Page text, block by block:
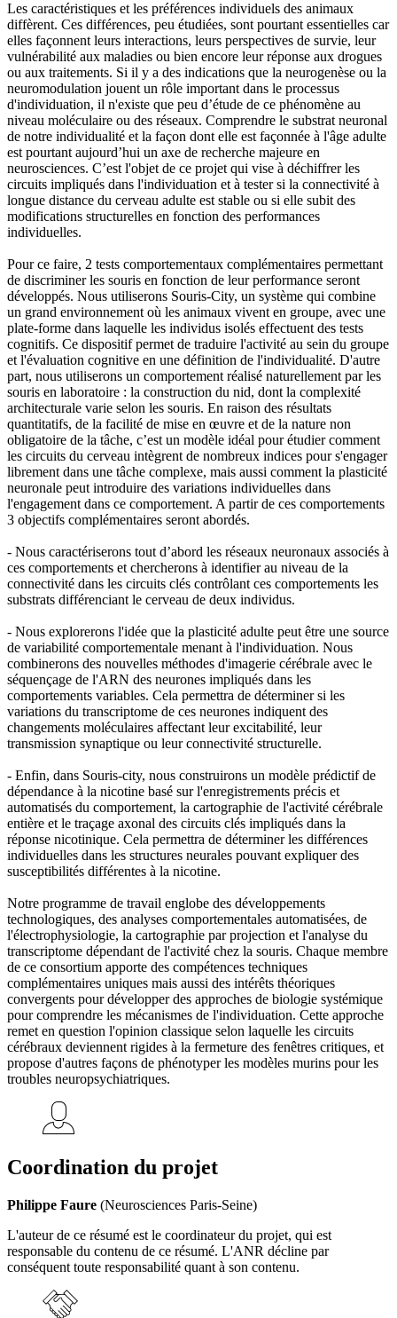
Les caractéristiques et les préférences individuels des animaux
diffèrent. Ces différences, peu étudiées, sont pourtant essentielles car
elles façonnent leurs interactions, leurs perspectives de survie, leur
vulnérabilité aux maladies ou bien encore leur réponse aux drogues
ou aux traitements. Si il y a des indications que la neurogenèse ou la
neuromodulation jouent un rôle important dans le processus
d'individuation, il n'existe que peu d’étude de ce phénomène au
niveau moléculaire ou des réseaux. Comprendre le substrat neuronal
de notre individualité et la façon dont elle est façonnée à l'âge adulte
est pourtant aujourd’hui un axe de recherche majeure en
neurosciences. C’est l'objet de ce projet qui vise à déchiffrer les
circuits impliqués dans l'individuation et à tester si la connectivité à
longue distance du cerveau adulte est stable ou si elle subit des
modifications structurelles en fonction des performances
individuelles.
Pour ce faire, 2 tests comportementaux complémentaires permettant
de discriminer les souris en fonction de leur performance seront
développés. Nous utiliserons Souris-City, un système qui combine
un grand environnement où les animaux vivent en groupe, avec une
plate-forme dans laquelle les individus isolés effectuent des tests
cognitifs. Ce dispositif permet de traduire l'activité au sein du groupe
et l'évaluation cognitive en une définition de l'individualité. D'autre
part, nous utiliserons un comportement réalisé naturellement par les
souris en laboratoire : la construction du nid, dont la complexité
architecturale varie selon les souris. En raison des résultats
quantitatifs, de la facilité de mise en œuvre et de la nature non
obligatoire de la tâche, c’est un modèle idéal pour étudier comment
les circuits du cerveau intègrent de nombreux indices pour s'engager
librement dans une tâche complexe, mais aussi comment la plasticité
neuronale peut introduire des variations individuelles dans
l'engagement dans ce comportement. A partir de ces comportements
3 objectifs complémentaires seront abordés.
- Nous caractériserons tout d’abord les réseaux neuronaux associés à
ces comportements et chercherons à identifier au niveau de la
connectivité dans les circuits clés contrôlant ces comportements les
substrats différenciant le cerveau de deux individus.
- Nous explorerons l'idée que la plasticité adulte peut être une source
de variabilité comportementale menant à l'individuation. Nous
combinerons des nouvelles méthodes d'imagerie cérébrale avec le
séquençage de l'ARN des neurones impliqués dans les
comportements variables. Cela permettra de déterminer si les
variations du transcriptome de ces neurones indiquent des
changements moléculaires affectant leur excitabilité, leur
transmission synaptique ou leur connectivité structurelle.
- Enfin, dans Souris-city, nous construirons un modèle prédictif de
dépendance à la nicotine basé sur l'enregistrements précis et
automatisés du comportement, la cartographie de l'activité cérébrale
entière et le traçage axonal des circuits clés impliqués dans la
réponse nicotinique. Cela permettra de déterminer les différences
individuelles dans les structures neurales pouvant expliquer des
susceptibilités différentes à la nicotine.
Notre programme de travail englobe des développements
technologiques, des analyses comportementales automatisées, de
l'électrophysiologie, la cartographie par projection et l'analyse du
transcriptome dépendant de l'activité chez la souris. Chaque membre
de ce consortium apporte des compétences techniques
complémentaires uniques mais aussi des intérêts théoriques
convergents pour développer des approches de biologie systémique
pour comprendre les mécanismes de l'individuation. Cette approche
remet en question l'opinion classique selon laquelle les circuits
cérébraux deviennent rigides à la fermeture des fenêtres critiques, et
propose d'autres façons de phénotyper les modèles murins pour les
troubles neuropsychiatriques.
Coordination du projet
Philippe Faure (Neurosciences Paris-Seine)
L'auteur de ce résumé est le coordinateur du projet, qui est
responsable du contenu de ce résumé. L'ANR décline par
conséquent toute responsabilité quant à son contenu.